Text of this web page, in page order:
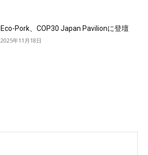
Eco-Pork、COP30 Japan Pavilionに登壇
2025年11月18日